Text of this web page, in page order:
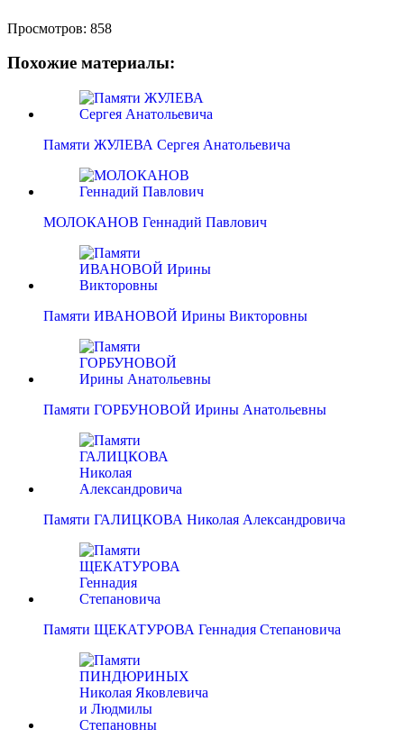
Просмотров: 858
Похожие материалы:
Памяти ЖУЛЕВА Сергея Анатольевича
МОЛОКАНОВ Геннадий Павлович
Памяти ИВАНОВОЙ Ирины Викторовны
Памяти ГОРБУНОВОЙ Ирины Анатольевны
Памяти ГАЛИЦКОВА Николая Александровича
Памяти ЩЕКАТУРОВА Геннадия Степановича